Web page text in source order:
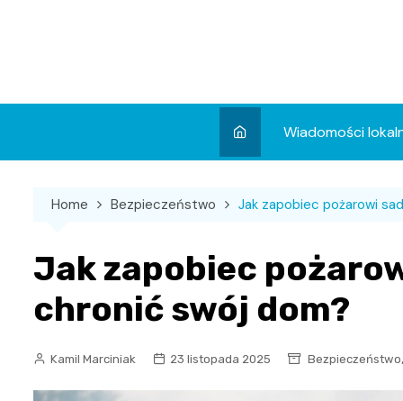
Wiadomości
Wydarzenia
Sport
Home Bezpieczeństwo Jak zapobiec pożarowi
Jak zapobiec
chronić swój dom?
Kamil Marciniak 23 listopada 2025 Bezpieczeństwo,